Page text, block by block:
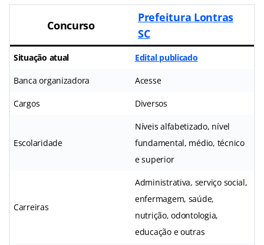
Concurso
Prefeitura Lontras
SC
Situação atual Edital publicado
Banca organizadora Acesse
Cargos Diversos
Escolaridade
Níveis alfabetizado, nível
fundamental, médio, técnico
e superior
Carreiras
Administrativa, serviço social,
enfermagem, saúde,
nutrição, odontologia,
educação e outras